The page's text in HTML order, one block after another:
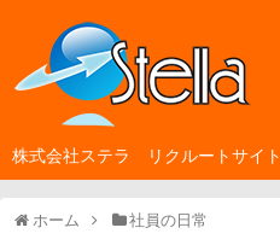
株式会社ステラ リクルートサイト
ホーム 社員の日常